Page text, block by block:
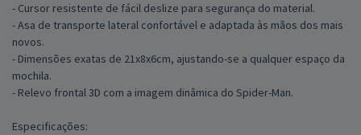
- Cursor resistente de fácil deslize para segurança do material.
- Asa de transporte lateral confortável e adaptada às mãos dos mais
novos.
- Dimensões exatas de 21x8x6cm, ajustando-se a qualquer espaço da
mochila.
- Relevo frontal 3D com a imagem dinâmica do Spider-Man.
Especificações: